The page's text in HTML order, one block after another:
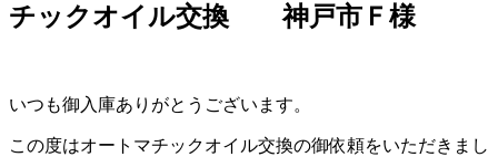
チックオイル交換 神戸市Ｆ様
いつも御入庫ありがとうございます。
この度はオートマチックオイル交換の御依頼をいただきまし